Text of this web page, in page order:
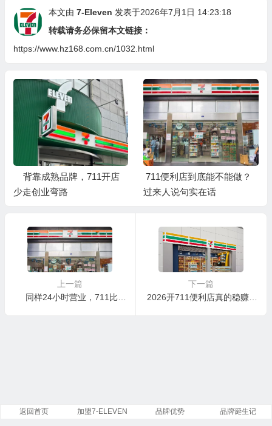
本文由 7-Eleven 发表于2026年7月1日 14:23:18
转载请务必保留本文链接：
https://www.hz168.com.cn/1032.html
背靠成熟品牌，711开店
少走创业弯路
711便利店到底能不能做？
过来人说句实在话
上一篇
下一篇
2026开711便利店真的稳赚不踩坑吗
返回首页 加盟7-ELEVEN 品牌优势 品牌诞生记